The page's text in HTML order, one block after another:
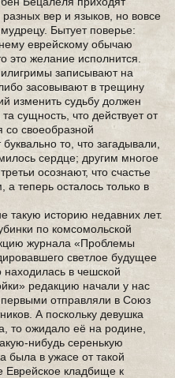
вер и языков, но вовсе
Бытует поверье:
еврейскому обычаю
это желание исполнится.
записывают на
засовывают в трещину
изменить судьбу должен
сущность, что действует от
своеобразной
то, что загадывали,
сердце; другим многое
осознают, что счастье
теперь осталось только в
такую историю недавних лет.
по комсомольской
журнала «Проблемы
светлое будущее
в чешской
редакцию начали у нас
первыми отправляли в Союз
А поскольку девушка
то ожидало её на родине,
нибудь серенькую
была в ужасе от такой
Еврейское кладбище к